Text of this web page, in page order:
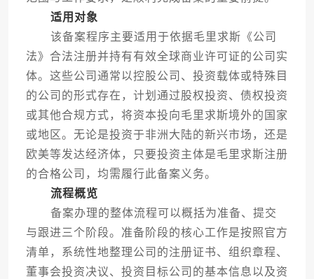
适用对象
该备案程序主要适用于依据毛里求斯《公司
法》合法注册并持有有效全球商业许可证的公司实
体。这些公司通常以控股公司、投资载体或特殊目
的公司的形式存在，计划通过股权投资、债权投资
或其他合规方式，将资本投向毛里求斯境外的国家
或地区。无论是投资于非洲大陆的新兴市场，还是
欧美等发达经济体，只要投资主体是毛里求斯注册
的合格公司，均需履行此备案义务。
流程概览
备案办理的整体流程可以概括为准备、提交
与跟进三个阶段。准备阶段的核心工作是按照官方
清单，系统性地整理公司的注册证书、组织章程、
董事会投资决议、投资目标公司的基本信息以及资